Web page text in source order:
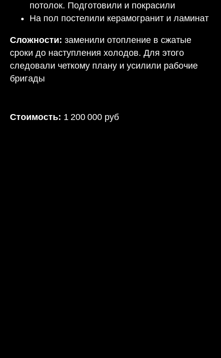
потолок. Подготовили и покрасили
На пол постелили керамогранит и ламинат
Сложности: заменили отопление в сжатые
сроки до наступления холодов. Для этого
следовали четкому плану и усилили рабочие
бригады
Стоимость: 1 200 000 руб